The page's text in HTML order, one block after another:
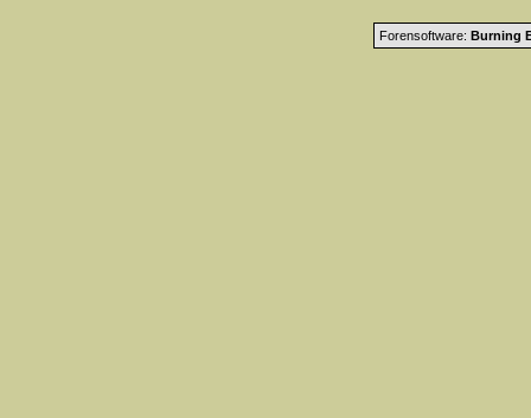
Forensoftware: Burning